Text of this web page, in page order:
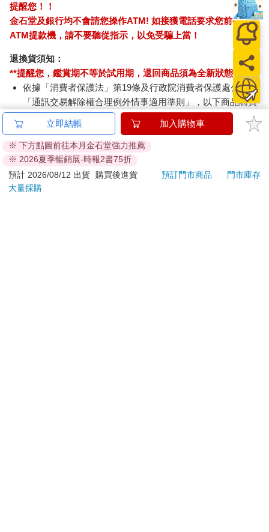
提醒您！！
金石堂及銀行均不會請您操作ATM! 如接獲電話要求您前往
ATM提款機，請不要聽從指示，以免受騙上當！
退換貨須知：
**提醒您，鑑賞期不等於試用期，退回商品須為全新狀態**
依據「消費者保護法」第19條及行政院消費者保護處公告之
「通訊交易解除權合理例外情事適用準則」，以下商品購買
後，除商品本身有瑕疵外，將不提供7天的猶豫期：
易於腐敗、保存期限較短或解約時即將逾期。（如：生
鮮食品）
依消費者要求所為之客製化給付。（客製化商品）
報紙、期刊或雜誌。（含MOOK、外文雜誌）
經消費者拆封之影音商品或電腦軟體。
立即結帳 加入購物車
※ 下方點圖前往本月金石堂強力推薦
※ 2026夏季暢銷展-時報2書75折
預計 2026/08/12 出貨
購買後進貨 預訂門市商品
門市庫存
大量採購